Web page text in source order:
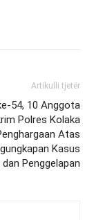
Artikulli tjetër
54, 10 Anggota
Polres Kolaka
Atas
Kasus
Penggelapan